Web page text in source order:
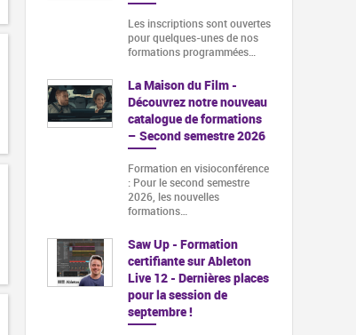
Les inscriptions sont ouvertes
pour quelques-unes de nos
formations programmées…
La Maison du Film -
Découvrez notre nouveau
catalogue de formations
– Second semestre 2026
Formation en visioconférence
: Pour le second semestre
2026, les nouvelles
formations…
Saw Up - Formation
certifiante sur Ableton
Live 12 - Dernières places
pour la session de
septembre !